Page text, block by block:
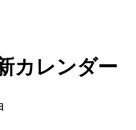
カレンダー